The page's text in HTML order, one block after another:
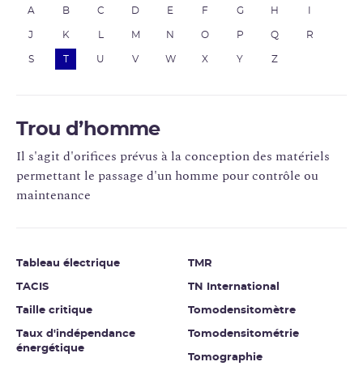
A B C D E F G H
J K M N O P Q R
S U V W X Y Z
Trou d’homme
Il s'agit d'orifices prévus à la conception des matériels
permettant le passage d'un homme pour contrôle ou
maintenance
Tableau électrique
TACIS
Taille critique
Taux d'indépendance
énergétique
TMR
TN International
Tomodensitomètre
Tomodensitométrie
Tomographie